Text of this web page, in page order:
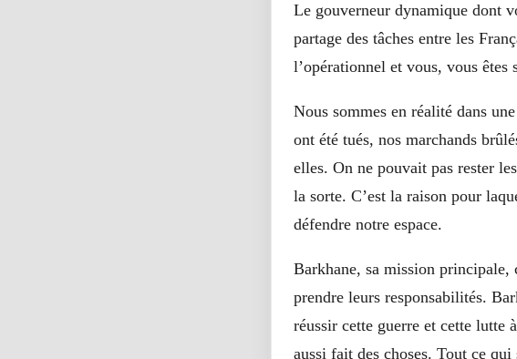
Le gouverneur dynamique dont
partage des tâches entre les
l’opérationnel et vous, vous êtes
Nous sommes en réalité dans
ont été tués, nos marchands
elles. On ne pouvait pas rester
la sorte. C’est la raison pour
défendre notre espace.
Barkhane, sa mission principale,
prendre leurs responsabilités.
réussir cette guerre et cette lutte
aussi fait des choses. Tout ce